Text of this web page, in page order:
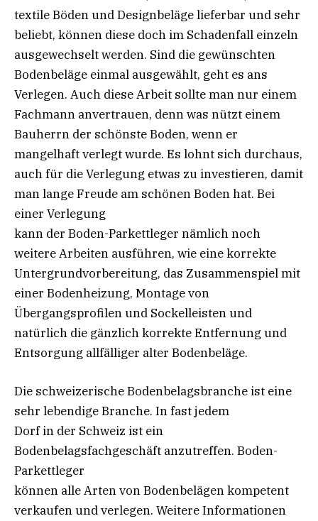
textile Böden und Designbeläge lieferbar und sehr
beliebt, können diese doch im Schadenfall einzeln
ausgewechselt werden. Sind die gewünschten
Bodenbeläge einmal ausgewählt, geht es ans
Verlegen. Auch diese Arbeit sollte man nur einem
Fachmann anvertrauen, denn was nützt einem
Bauherrn der schönste Boden, wenn er
mangelhaft verlegt wurde. Es lohnt sich durchaus,
auch für die Verlegung etwas zu investieren, damit
man lange Freude am schönen Boden hat. Bei
einer Verlegung
kann der Boden-Parkettleger nämlich noch
weitere Arbeiten ausführen, wie eine korrekte
Untergrundvorbereitung, das Zusammenspiel mit
einer Bodenheizung, Montage von
Übergangsprofilen und Sockelleisten und
natürlich die gänzlich korrekte Entfernung und
Entsorgung allfälliger alter Bodenbeläge.
Die schweizerische Bodenbelagsbranche ist eine
sehr lebendige Branche. In fast jedem
Dorf in der Schweiz ist ein
Bodenbelagsfachgeschäft anzutreffen. Boden-
Parkettleger
können alle Arten von Bodenbelägen kompetent
verkaufen und verlegen. Weitere Informationen